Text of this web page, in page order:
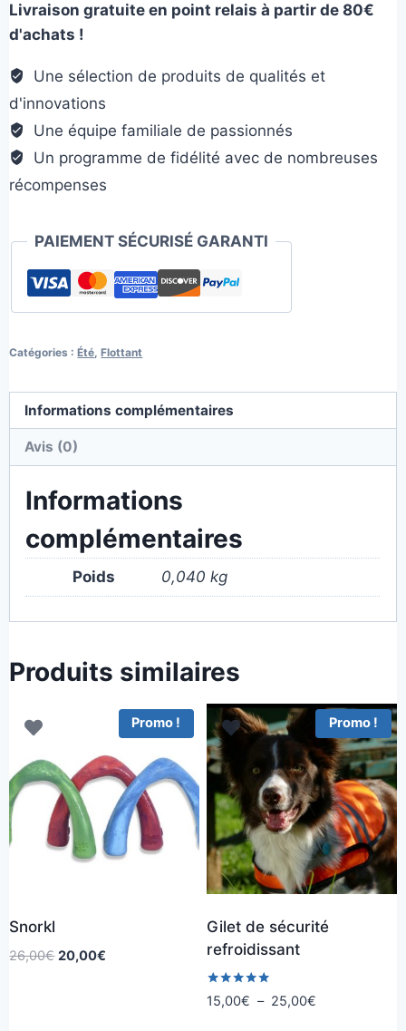
flottante
Livraison gratuite en point relais à partir de 80€
d'achats !
Une sélection de produits de qualités et
d'innovations
Une équipe familiale de passionnés
Un programme de fidélité avec de nombreuses
récompenses
PAIEMENT SÉCURISÉ GARANTI
Catégories :Été,Flottant
Informations complémentaires
Avis (0)
Informations
complémentaires
Poids 0,040 kg
Produits similaires
Promo !
Snorkl
26,00€ Le
20,00€
Promo !
Gilet de sécurité
refroidissant
Note
5.00
15,00€ – 25,00€